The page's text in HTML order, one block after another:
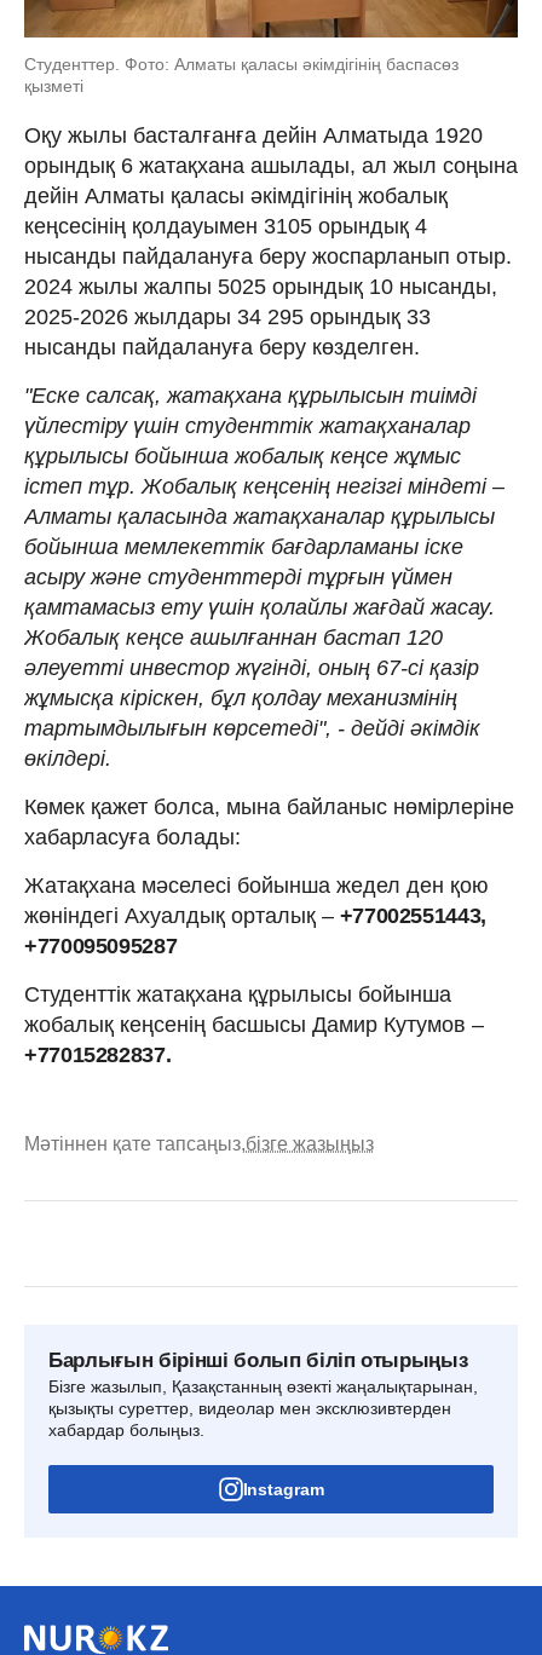
Студенттер. Фото: Алматы қаласы әкімдігінің баспасөз
қызметі
Оқу жылы басталғанға дейін Алматыда 1920
орындық 6 жатақхана ашылады, ал жыл соңына
дейін Алматы қаласы әкімдігінің жобалық
кеңсесінің қолдауымен 3105 орындық 4
нысанды пайдалануға беру жоспарланып отыр.
2024 жылы жалпы 5025 орындық 10 нысанды,
2025-2026 жылдары 34 295 орындық 33
нысанды пайдалануға беру көзделген.
"Еске салсақ, жатақхана құрылысын тиімді
үйлестіру үшін студенттік жатақханалар
құрылысы бойынша жобалық кеңсе жұмыс
істеп тұр. Жобалық кеңсенің негізгі міндеті –
Алматы қаласында жатақханалар құрылысы
бойынша мемлекеттік бағдарламаны іске
асыру және студенттерді тұрғын үймен
қамтамасыз ету үшін қолайлы жағдай жасау.
Жобалық кеңсе ашылғаннан бастап 120
әлеуетті инвестор жүгінді, оның 67-сі қазір
жұмысқа кіріскен, бұл қолдау механизмінің
тартымдылығын көрсетеді", - дейді әкімдік
өкілдері.
Көмек қажет болса, мына байланыс нөмірлеріне
хабарласуға болады:
Жатақхана мәселесі бойынша жедел ден қою
жөніндегі Ахуалдық орталық – +77002551443,
+770095095287
Cтуденттік жатақхана құрылысы бойынша
жобалық кеңсенің басшысы Дамир Кутумов –
+77015282837.
Мәтіннен қате тапсаңыз,бізге жазыңыз
Барлығын бірінші болып біліп отырыңыз
Бізге жазылып, Қазақстанның өзекті жаңалықтарынан,
қызықты суреттер, видеолар мен эксклюзивтерден
хабардар болыңыз.
Instagram